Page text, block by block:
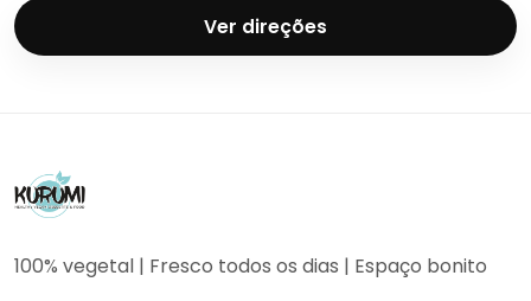
Ver direções
100% vegetal | Fresco todos os dias | Espaço bonito